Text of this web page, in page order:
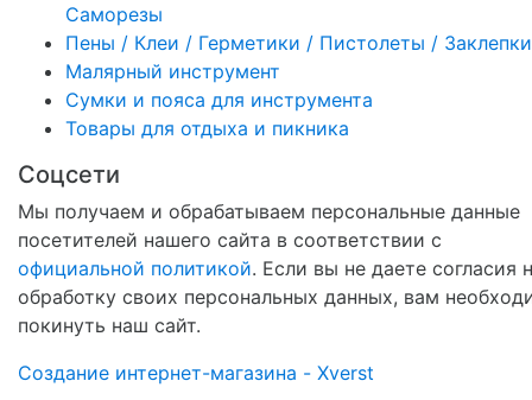
Саморезы
Пены / Клеи / Герметики / Пистолеты / Заклепки
Малярный инструмент
Сумки и пояса для инструмента
Товары для отдыха и пикника
Соцсети
Мы получаем и обрабатываем персональные данные
посетителей нашего сайта в соответствии с
официальной политикой. Если вы не даете согласия
обработку своих персональных данных, вам
покинуть наш сайт.
Создание интернет-магазина - Xverst